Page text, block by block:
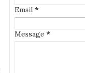
Email *
Message *